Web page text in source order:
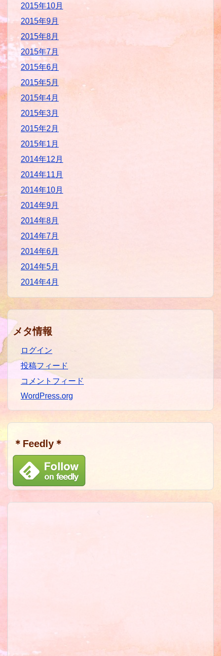
2015年10月
2015年9月
2015年8月
2015年7月
2015年6月
2015年5月
2015年4月
2015年3月
2015年2月
2015年1月
2014年12月
2014年11月
2014年10月
2014年9月
2014年8月
2014年7月
2014年6月
2014年5月
2014年4月
メタ情報
ログイン
投稿フィード
コメントフィード
WordPress.org
＊Feedly＊